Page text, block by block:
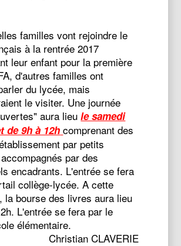
familles vont rejoindre le
à la rentrée 2017
leur enfant pour la première
d'autres familles ont
du lycée, mais
le visiter. Une journée
aura lieule samedi
de 9h à 12h comprenant des
par petits
par des
encadrants. L'entrée se fera
collège-lycée. A cette
la bourse des livres aura lieu
L'entrée se fera par le
élémentaire.
Christian CLAVERIE